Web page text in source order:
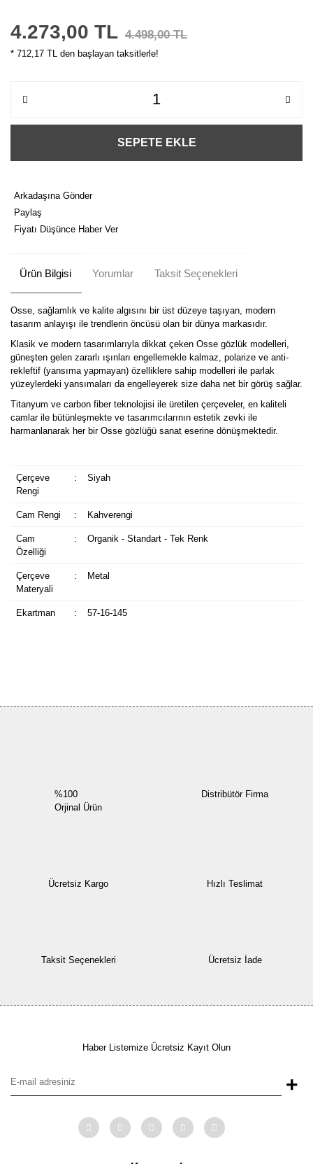
4.273,00 TL 4.498,00 TL
* 712,17 TL den başlayan taksitlerle!
SEPETE EKLE
Arkadaşına Gönder
Paylaş
Fiyatı Düşünce Haber Ver
Ürün Bilgisi Yorumlar Taksit Seçenekleri
Osse, sağlamlık ve kalite algısını bir üst düzeye taşıyan, modern
tasarım anlayışı ile trendlerin öncüsü olan bir dünya markasıdır.
Klasik ve modern tasarımlarıyla dikkat çeken Osse gözlük modelleri,
güneşten gelen zararlı ışınları engellemekle kalmaz, polarize ve anti-
rekleftif (yansıma yapmayan) özelliklere sahip modelleri ile parlak
yüzeylerdeki yansımaları da engelleyerek size daha net bir görüş sağlar.
Titanyum ve carbon fiber teknolojisi ile üretilen çerçeveler, en kaliteli
camlar ile bütünleşmekte ve tasarımcılarının estetik zevki ile
harmanlanarak her bir Osse gözlüğü sanat eserine dönüşmektedir.
Çerçeve
Rengi
: Siyah
Cam Rengi : Kahverengi
Cam
Özelliği
: Organik - Standart - Tek Renk
Çerçeve
Materyali
: Metal
Ekartman : 57-16-145
%100
Orjinal Ürün
Distribütör Firma
Ücretsiz Kargo Hızlı Teslimat
Taksit Seçenekleri Ücretsiz İade
Haber Listemize Ücretsiz Kayıt Olun
+